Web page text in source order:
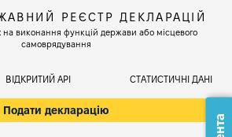
РЕЄСТР ДЕКЛАРАЦІЙ
на виконання функцій держави або місцевого
самоврядування
ВІДКРИТИЙ АРІ СТАТИСТИЧНІ ДАНІ
Подати декларацію